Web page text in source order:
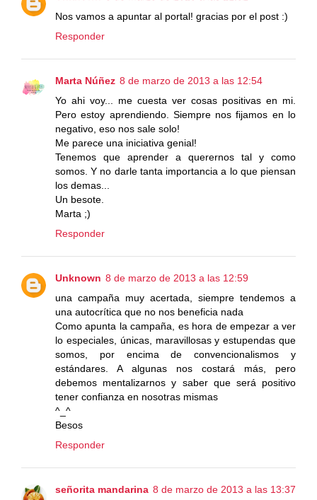
Nos vamos a apuntar al portal! gracias por el post :)
Responder
Marta Núñez 8 de marzo de 2013 a las 12:54
Yo ahi voy... me cuesta ver cosas positivas en mi.
Pero estoy aprendiendo. Siempre nos fijamos en lo
negativo, eso nos sale solo!
Me parece una iniciativa genial!
Tenemos que aprender a querernos tal y como
somos. Y no darle tanta importancia a lo que piensan
los demas...
Un besote.
Marta ;)
Responder
Unknown 8 de marzo de 2013 a las 12:59
una campaña muy acertada, siempre tendemos a
una autocrítica que no nos beneficia nada
Como apunta la campaña, es hora de empezar a ver
lo especiales, únicas, maravillosas y estupendas que
somos, por encima de convencionalismos y
estándares. A algunas nos costará más, pero
debemos mentalizarnos y saber que será positivo
tener confianza en nosotras mismas
^_^
Besos
Responder
señorita mandarina 8 de marzo de 2013 a las 13:37